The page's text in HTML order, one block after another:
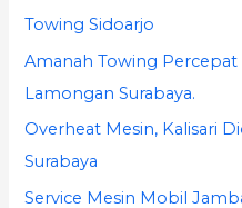
Towing Sidoarjo
Amanah Towing
Lamongan Surabaya.
Overheat Mesin, Kalisari
Surabaya
Service Mesin Mobil